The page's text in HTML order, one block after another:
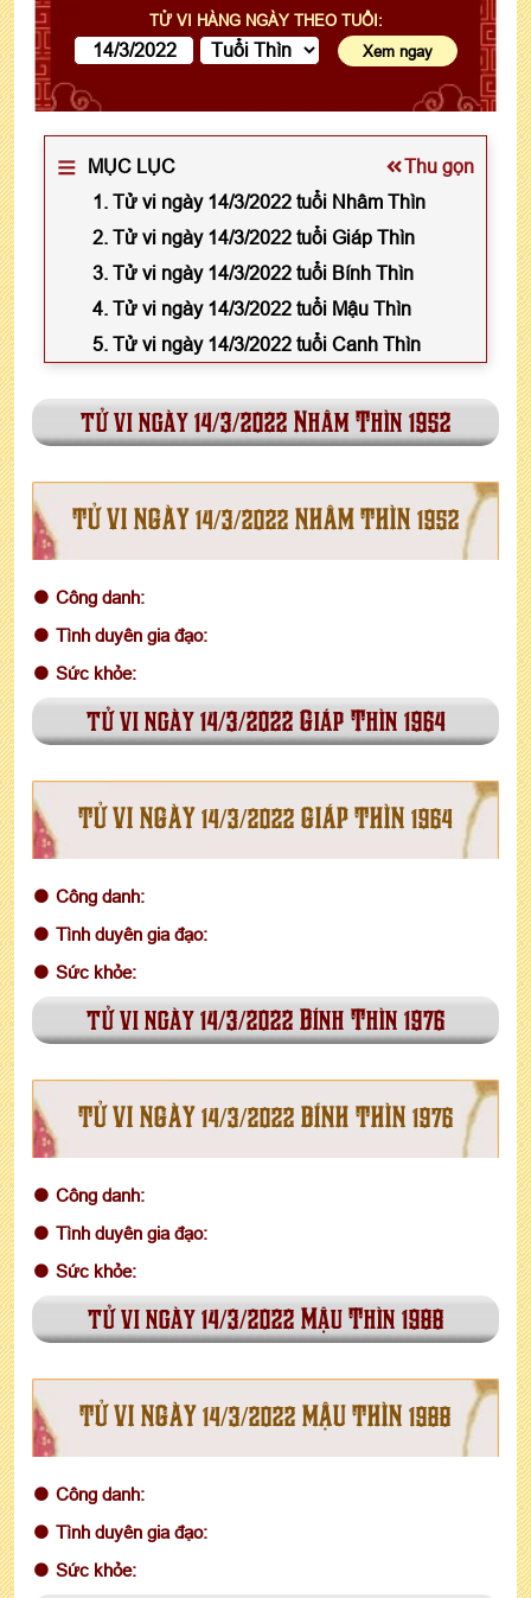
TỬ VI HÀNG NGÀY THEO TUỔI:
MỤC LỤC
Thu gọn
1. Tử vi ngày 14/3/2022 tuổi Nhâm Thìn
2. Tử vi ngày 14/3/2022 tuổi Giáp Thìn
3. Tử vi ngày 14/3/2022 tuổi Bính Thìn
4. Tử vi ngày 14/3/2022 tuổi Mậu Thìn
5. Tử vi ngày 14/3/2022 tuổi Canh Thìn
tử vi ngày 14/3/2022 Nhâm Thìn 1952
TỬ VI NGÀY 14/3/2022 NHÂM THÌN 1952
Công danh:
Tình duyên gia đạo:
Sức khỏe:
tử vi ngày 14/3/2022 Giáp Thìn 1964
TỬ VI NGÀY 14/3/2022 GIÁP THÌN 1964
Công danh:
Tình duyên gia đạo:
Sức khỏe:
tử vi ngày 14/3/2022 Bính Thìn 1976
TỬ VI NGÀY 14/3/2022 BÍNH THÌN 1976
Công danh:
Tình duyên gia đạo:
Sức khỏe:
tử vi ngày 14/3/2022 Mậu Thìn 1988
TỬ VI NGÀY 14/3/2022 MẬU THÌN 1988
Công danh:
Tình duyên gia đạo:
Sức khỏe: